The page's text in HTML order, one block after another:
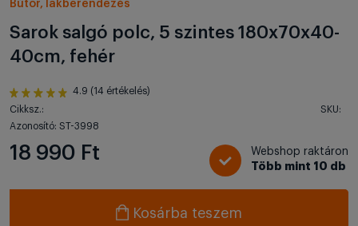
Bútor, lakberendezés
Sarok salgó polc, 5 szintes 180x70x40-
40cm, fehér
4.9 (14 értékelés)
Cikksz.:
SKU:
Azonosító: ST-3998
18 990 Ft
Webshop raktáron
Több mint 10 db
Kosárba teszem